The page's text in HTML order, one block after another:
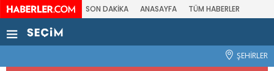
SON DAKİKA ANASAYFA TÜM HABERLER
ŞEHİRLER